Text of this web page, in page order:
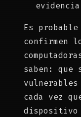
Es
confirmen
saben: que
cada vez
dispositivo